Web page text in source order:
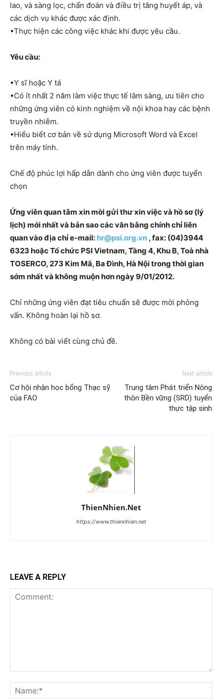
lao, và sàng lọc, chẩn đoán và điều trị tăng huyết áp, và
các dịch vụ khác được xác định.
•Thực hiện các công việc khác khi được yêu cầu.
Yêu cầu:
•Y sĩ hoặc Y tá
•Có ít nhất 2 năm làm việc thực tế lâm sàng, ưu tiên cho
những ứng viên có kinh nghiệm về nội khoa hay các bệnh
truyền nhiễm.
•Hiểu biết cơ bản về sử dụng Microsoft Word và Excel
trên máy tính.
Chế độ phúc lợi hấp dẫn dành cho ứng viên được tuyển
chọn
Ứng viên quan tâm xin mời gửi thư xin việc và hồ sơ (lý
lịch) mới nhất và bản sao các văn bằng chính chỉ liên
quan vào địa chỉ e-mail: hr@psi.org.vn , fax: (04)3944
6323 hoặc Tổ chức PSI Vietnam, Tầng 4, Khu B, Toà nhà
TOSERCO, 273 Kim Mã, Ba Đình, Hà Nội trong thời gian
sớm nhất và không muộn hơn ngày 9/01/2012.
Chỉ những ứng viên đạt tiêu chuẩn sẽ được mời phỏng
vấn. Không hoàn lại hồ sơ.
Không có bài viết cùng chủ đề.
Previous article
Cơ hội nhận học bổng Thạc sỹ
của FAO
Next article
Trung tâm Phát triển Nông
thôn Bền vững (SRD) tuyển
thực tập sinh
ThienNhien.Net
https://www.thiennhien.net
LEAVE A REPLY